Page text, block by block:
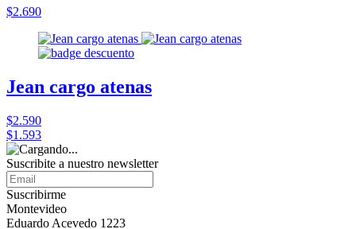
$2.690
Jean cargo atenas
$2.590
$1.593
Suscribite a nuestro newsletter
Suscribirme
Montevideo
Eduardo Acevedo 1223